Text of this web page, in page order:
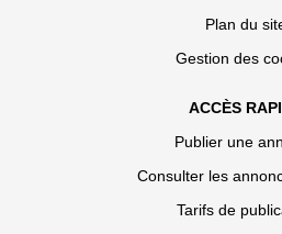
Plan du
Gestion des
ACCÈS
Publier une
Consulter les
Tarifs de